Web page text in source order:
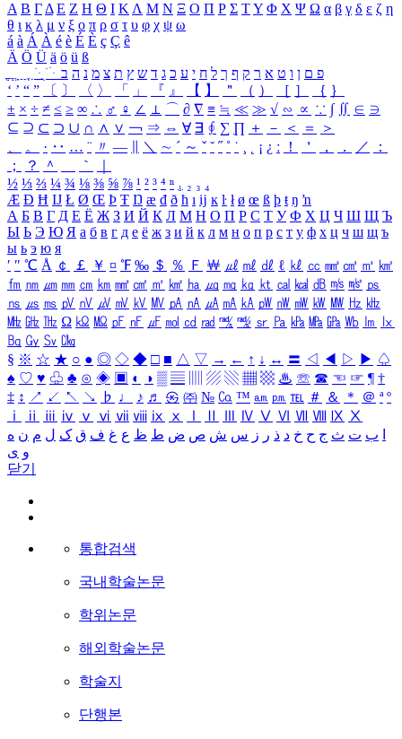
Α Β ΓΔ Ε Ζ Η Θ Ι ΚΛ Μ Ν Ξ Ο Π Ρ Σ ΤΥ Φ Χ Ψ Ω α β γ δ ε ζ η
θ ι κ λ μ ν ξ ο π ρ σ τ υ φ χ ψ ω
á à Á À é è É È ç Ç ê
Ä Ö Ü ä ö ü ß
ִֶֹ ֻּ ׁׂ פ ם ן ו ט א ר ק ף ך ל ח י ע כ ג ד ש ץ ת צ מ נ ה ב
‘ ’ “ ” 〔 〕 〈 〉 「 」 『 』 【 】 ＂ （ ） ［ ］ ｛ ｝
± × ÷ ≠ ≤ ≥ ∞ ∴ ♂ ♀ ∠ ⊥ ⌒ ∂ ∇ ≡ ≒ ≪ ≫ √ ∽ ∝ ∵ ∫ ∬ ∈ ∋
⊆ ⊇ ⊂ ⊃ ∪ ∩ ∧ ∨ ￢ ⇒ ⇔ ∀ ∃ ∮ ∑ ∏ ＋ － ＜ ＝
＞
、
。 · ‥ … ¨ 〃 ― ＼ ∼ ´ ～ ˇ ˘ ˝ ˚ ˙ ¸ ¡ ¿ ː ！ ＇ ， ． ／
：
；
？ ＾ ｀
½ ⅓ ⅔ ¼ ¾ ⅛ ⅜ ⅝ ⅞ ¹ ² ³ ⁴ ⁿ ₁ ₂ ₃ ₄
Æ Ð Ħ Ĳ Ł Ø Œ Þ Ŧ Ŋ æ đ ð ħ ı ĳ ĸ ŀ ł ø œ ß þ ŧ ŋ ŉ
А Б В Г Д Е Ё Ж З И Й К Л М Н О П Р С Т У Ф Х Ц Ч Ш Щ Ъ
Ы Ь Э Ю Я а б в г д е ё ж з и й к л м н о п р с т у ф х ц ч ш щ ъ
ы ь э ю я
′ ″ ℃ Å ￠ ￡ ￥ ¤ ℉ ‰ ＄ ％ Ｆ ￦ ㎕ ㎖ ㎗ ℓ ㎘ ㏄ ㎣ ㎤ ㎥ ㎦
㎙ ㎚ ㎛ ㎜ ㎝ ㎞ ㎟ ㎠ ㎡ ㎢ ㏊ ㎍ ㎎ ㎏ ㏏ ㎈ ㎉ ㏈ ㎧ ㎨ ㎰
㎱ ㎲ ㎳ ㎴ ㎵ ㎶ ㎷ ㎸ ㎹ ㎀ ㎁ ㎂ ㎃ ㎄ ㎺ ㎻ ㎽ ㎾ ㎿ ㎐ ㎑
㎒ ㎓ ㎔ Ω ㏀ ㏁ ㎊ ㎋ ㎌ ㏖ ㏅ ㎭ ㎮ ㎯ ㏛ ㎩ ㎪ ㎫ ㎬ ㏝ ㏐
㏓
㏃ ㏉ ㏜ ㏆
§ ※ ☆ ★ ○ ● ◎ ◇ ◆ □ ■ △ ▽ → ← ↑ ↓ ↔ 〓 ◁ ◀ ▷ ▶ ♤
♠ ♡ ♥ ♧ ♣ ⊙ ◈ ▣ ◐ ◑ ▒ ▤ ▨ ▧ ▦ ▩ ♨ ☏ ☎ ☜ ☞ ¶ †
‡ ↕ ↗ ↙ ↖ ↘ ♭ ♩ ♪ ♬ ㉿ ㈜ № ㏇ ™ ㏂ ㏘ ℡ ＃ ＆ ＊ ＠ ª º
ⅰ
ⅱ ⅲ ⅳ ⅴ ⅵ ⅶ ⅷ ⅸ ⅹ Ⅳ Ⅴ Ⅵ Ⅶ Ⅷ Ⅸ Ⅹ
ب ت ث ج ح خ د ذ ر ز س ش ص ض ط ظ ع غ ف ق ک ل م ن ه
و ی
닫기
통합검색
국내학술논문
학위논문
해외학술논문
학술지
단행본